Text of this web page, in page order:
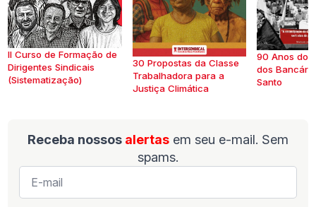
II Curso de Formação de
Dirigentes Sindicais
(Sistematização)
30 Propostas da Classe
Trabalhadora para a
Justiça Climática
90 Anos do
dos
Santo
Receba nossos alertas em seu e-mail. Sem
spams.
E-
mail